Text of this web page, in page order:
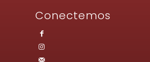
Conectemos